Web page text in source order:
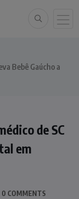
Bebê Gaúcho a
de SC
em
0 COMMENTS